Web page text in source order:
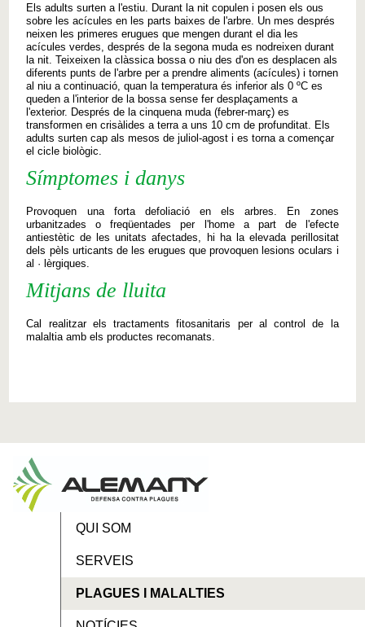
Els adults surten a l'estiu. Durant la nit copulen i posen els ous
sobre les acícules en les parts baixes de l'arbre. Un mes després
neixen les primeres erugues que mengen durant el dia les
acícules verdes, després de la segona muda es nodreixen durant
la nit. Teixeixen la clàssica bossa o niu des d'on es desplacen als
diferents punts de l'arbre per a prendre aliments (acícules) i tornen
al niu a continuació, quan la temperatura és inferior als 0 ºC es
queden a l'interior de la bossa sense fer desplaçaments a
l'exterior. Després de la cinquena muda (febrer-març) es
transformen en crisàlides a terra a uns 10 cm de profunditat. Els
adults surten cap als mesos de juliol-agost i es torna a començar
el cicle biològic.
Símptomes i danys
Provoquen una forta defoliació en els arbres. En zones
urbanitzades o freqüentades per l'home a part de l'efecte
antiestètic de les unitats afectades, hi ha la elevada perillositat
dels pèls urticants de les erugues que provoquen lesions oculars i
al · lèrgiques.
Mitjans de lluita
Cal realitzar els tractaments fitosanitaris per al control de la
malaltia amb els productes recomanats.
QUI SOM
SERVEIS
PLAGUES I MALALTIES